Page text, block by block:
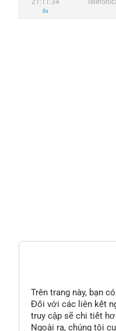
21:11:34
0s
Trên trang này, bạn
Đối với các liên kết
truy cập sẽ chi tiết
Ngoài ra, chúng tôi